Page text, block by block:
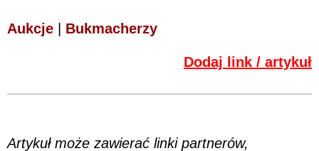
Aukcje Bukmacherzy
Dodaj link / artykuł
Artykuł może zawierać linki partnerów,